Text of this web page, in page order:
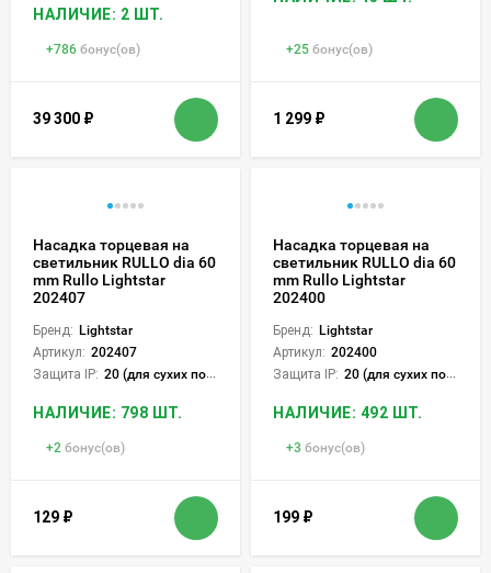
НАЛИЧИЕ: 2 ШТ.
+786 бонус(ов)
39 300 ₽
+25 бонус(ов)
1 299 ₽
Насадка торцевая на
светильник RULLO dia 60
mm Rullo Lightstar
202407
Бренд: Lightstar
Артикул: 202407
Защита IP: 20 (для сухих пом.)
НАЛИЧИЕ: 798 ШТ.
+2 бонус(ов)
129 ₽
Насадка торцевая на
светильник RULLO dia 60
mm Rullo Lightstar
202400
Бренд: Lightstar
Артикул: 202400
Защита IP: 20 (для сухих пом.)
НАЛИЧИЕ: 492 ШТ.
+3 бонус(ов)
199 ₽